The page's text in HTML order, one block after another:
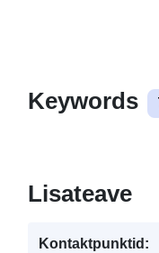
Keywords
Lisateave
Kontaktpunktid: